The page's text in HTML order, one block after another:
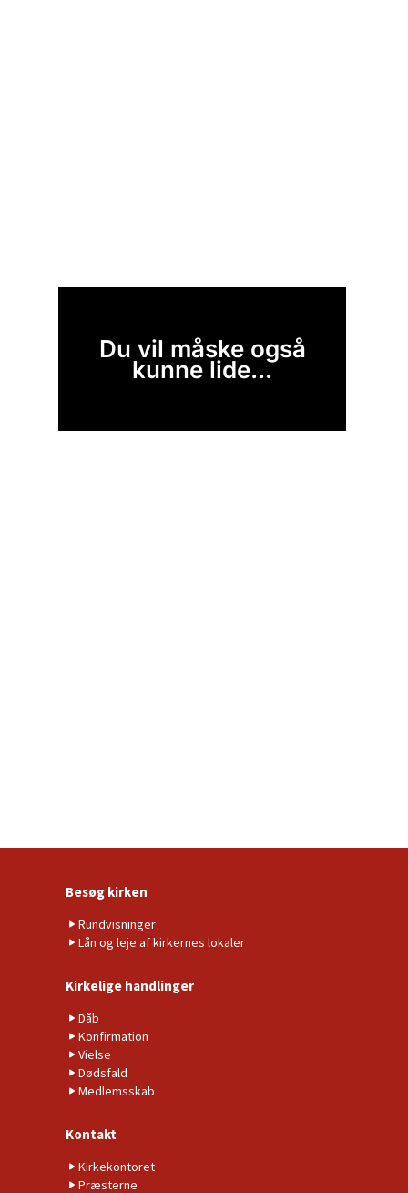
Du vil måske også
kunne lide...
Besøg kirken
Rundvisninger
Lån og leje af kirkernes lokaler
Kirkelige handlinger
Dåb
Konfirmation
Vielse
Dødsfald
Medlemsskab
Kontakt
Kirkekontoret
Præsterne